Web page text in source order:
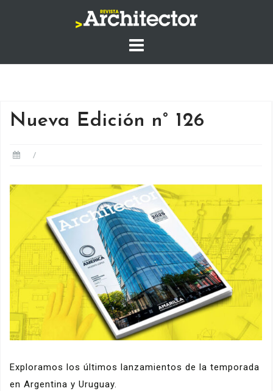
Nueva Edición n° 126
Exploramos los últimos lanzamientos de la temporada
en Argentina y Uruguay.